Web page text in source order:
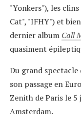
"Yonkers"), les
Cat", "IFHY") et
dernier album Call
quasiment
Du grand
son passage en
Zenith de Paris le 5
Amsterdam.